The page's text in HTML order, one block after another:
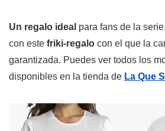
Un regalo ideal para fans de la
con este friki-regalo con el que la
garantizada. Puedes ver todos los
disponibles en la tienda de La Que